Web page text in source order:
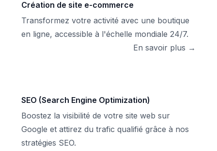
Création de site e-commerce
Transformez votre activité avec une boutique
en ligne, accessible à l'échelle mondiale 24/7.
En savoir plus →
SEO (Search Engine Optimization)
Boostez la visibilité de votre site web sur
Google et attirez du trafic qualifié grâce à nos
stratégies SEO.